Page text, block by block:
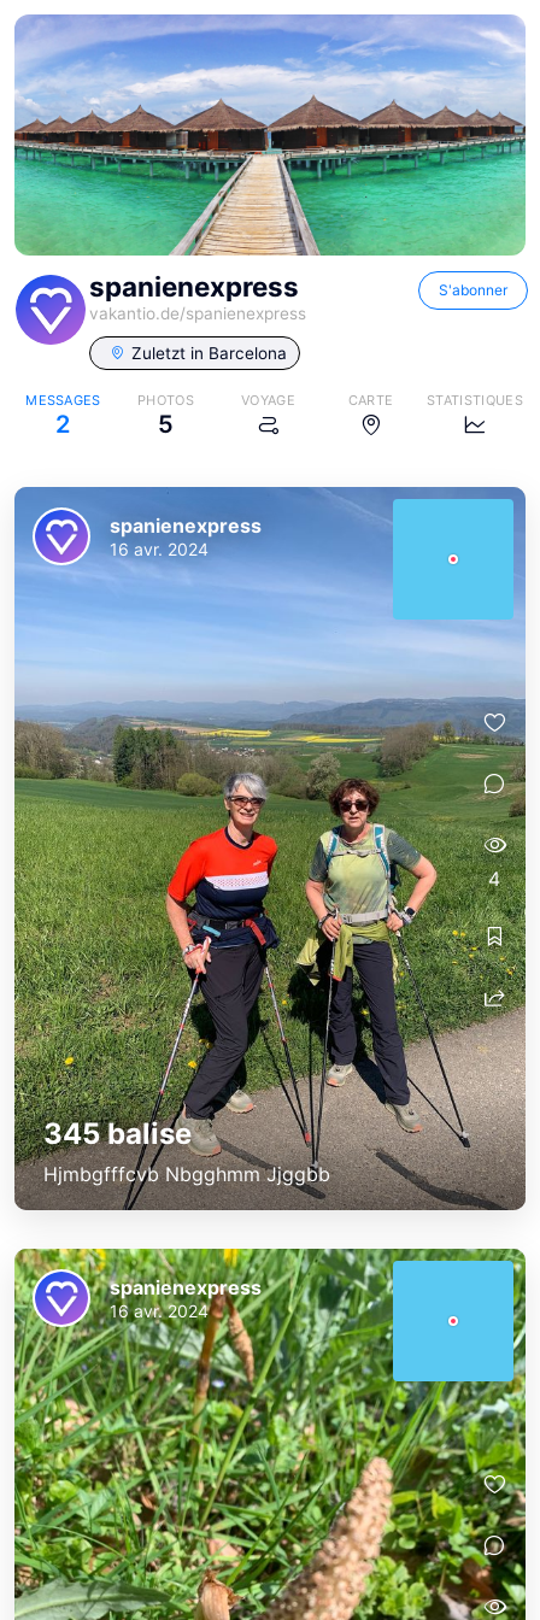
spanienexpress
spanienexpress
vakantio.de/spanienexpress
S'abonner
spanienexpress
Zuletzt in Barcelona
MESSAGES
2
PHOTOS
5
VOYAGE CARTE STATISTIQUES
345 balise
Hjmbgfffcvb Nbgghmm Jjggbb
spanienexpress
16 avr. 2024
4
spanienexpress
16 avr. 2024